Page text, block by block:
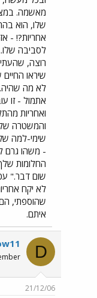
מאשמה.
שלו, הוא
אחריות?! -
לסביבה
רוצה,
שיראו
לא מה
אתמול - זו
ואחריות
והמשטרה
שימי-למה
- משהו גרם
החלומות
שום דבר."
לא יקח
שהוספתי,
איתם.
D
21/12/06